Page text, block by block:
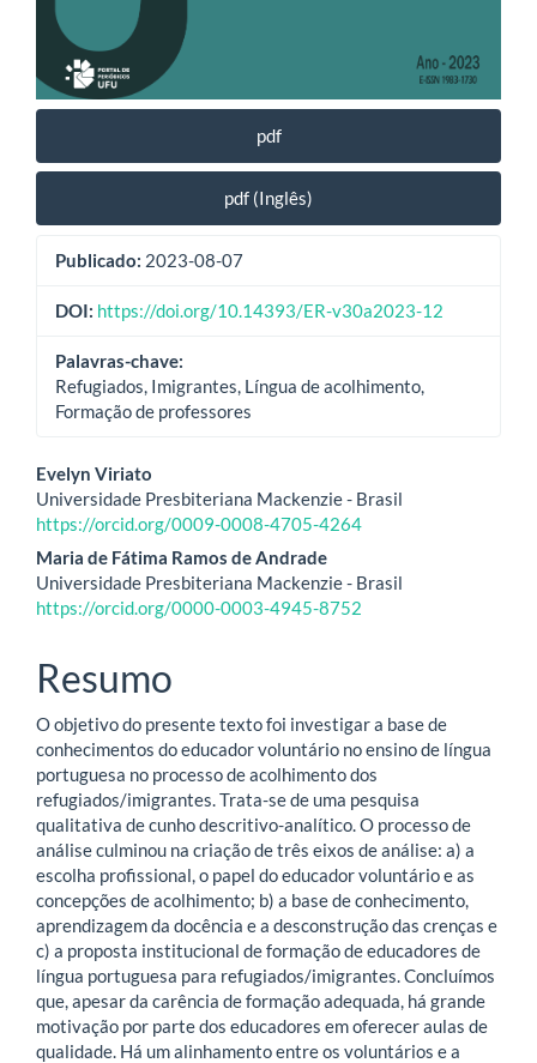
pdf
pdf (Inglês)
Publicado: 2023-08-07
DOI: https://doi.org/10.14393/ER-v30a2023-12
Palavras-chave:
Refugiados, Imigrantes, Língua de acolhimento,
Formação de professores
Conteúdo
do
artigo
principal
Evelyn Viriato
Universidade Presbiteriana Mackenzie - Brasil
https://orcid.org/0009-0008-4705-4264
Maria de Fátima Ramos de Andrade
Universidade Presbiteriana Mackenzie - Brasil
https://orcid.org/0000-0003-4945-8752
Resumo
O objetivo do presente texto foi investigar a base de
conhecimentos do educador voluntário no ensino de língua
portuguesa no processo de acolhimento dos
refugiados/imigrantes. Trata-se de uma pesquisa
qualitativa de cunho descritivo-analítico. O processo de
análise culminou na criação de três eixos de análise: a) a
escolha profissional, o papel do educador voluntário e as
concepções de acolhimento; b) a base de conhecimento,
aprendizagem da docência e a desconstrução das crenças e
c) a proposta institucional de formação de educadores de
língua portuguesa para refugiados/imigrantes. Concluímos
que, apesar da carência de formação adequada, há grande
motivação por parte dos educadores em oferecer aulas de
qualidade. Há um alinhamento entre os voluntários e a